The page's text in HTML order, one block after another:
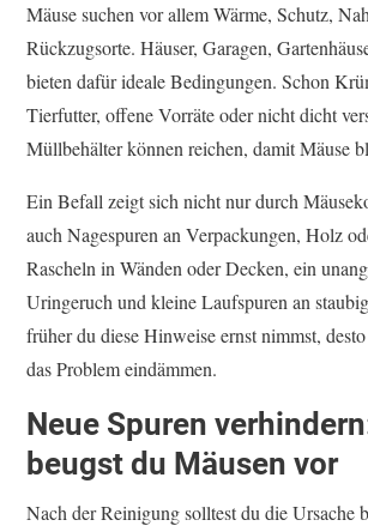
Mäuse suchen vor allem Wärme, Schutz,
Rückzugsorte. Häuser, Garagen,
bieten dafür ideale Bedingungen. Schon
Tierfutter, offene Vorräte oder nicht dicht
Müllbehälter können reichen, damit Mäuse
Ein Befall zeigt sich nicht nur durch
auch Nagespuren an Verpackungen, Holz
Rascheln in Wänden oder Decken, ein
Uringeruch und kleine Laufspuren an
früher du diese Hinweise ernst nimmst,
das Problem eindämmen.
Neue Spuren
beugst du Mäusen vor
Nach der Reinigung solltest du die Ursache